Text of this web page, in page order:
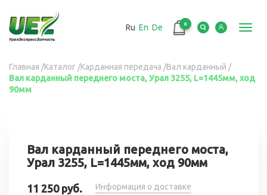
основному
содержанию
Ru En De 0
Вы
здесь
Главная /Каталог /Карданная передача /Вал карданный /
Вал карданный переднего моста, Урал 3255, L=1445мм, ход
90мм
Вал карданный переднего моста,
Урал 3255, L=1445мм, ход 90мм
11 250 руб.
Информация о доставке